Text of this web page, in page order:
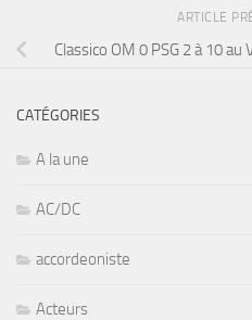
ARTICLE
Classico OM 0 PSG 2 à 10
CATÉGORIES
A la une
AC/DC
accordeoniste
Acteurs